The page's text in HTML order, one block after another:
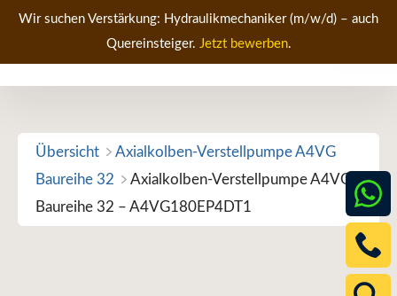
Zum
springen
Wir suchen Verstärkung: Hydraulikmechaniker (m/w/d) – auch
Quereinsteiger. Jetzt bewerben.
Übersicht
Axialkolben-Verstellpumpe A4VG
Baureihe 32
Axialkolben-Verstellpumpe A4VG
Baureihe 32 – A4VG180EP4DT1